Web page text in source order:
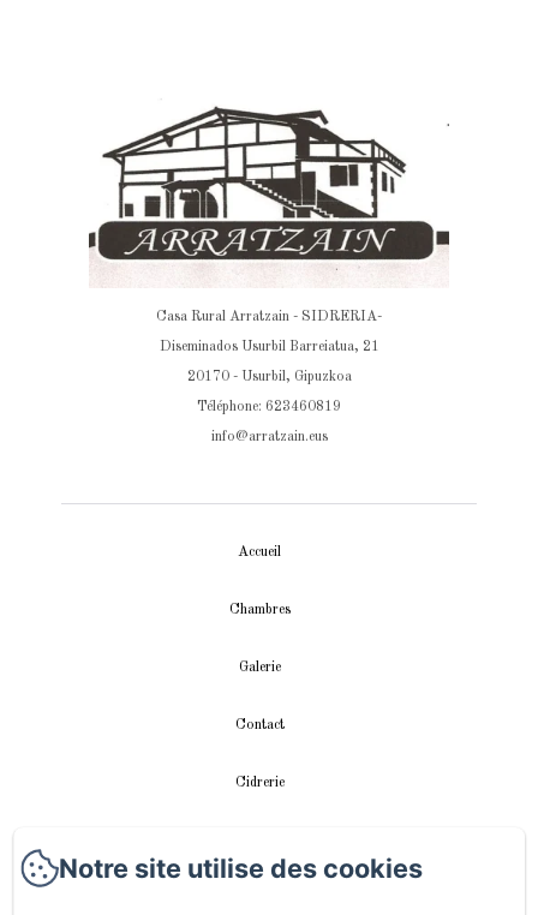
Casa Rural Arratzain - SIDRERIA-
Diseminados Usurbil Barreiatua, 21
20170 - Usurbil, Gipuzkoa
Téléphone: 623460819
info@arratzain.eus
Accueil
Chambres
Galerie
Contact
Cidrerie
Notre site utilise des cookies